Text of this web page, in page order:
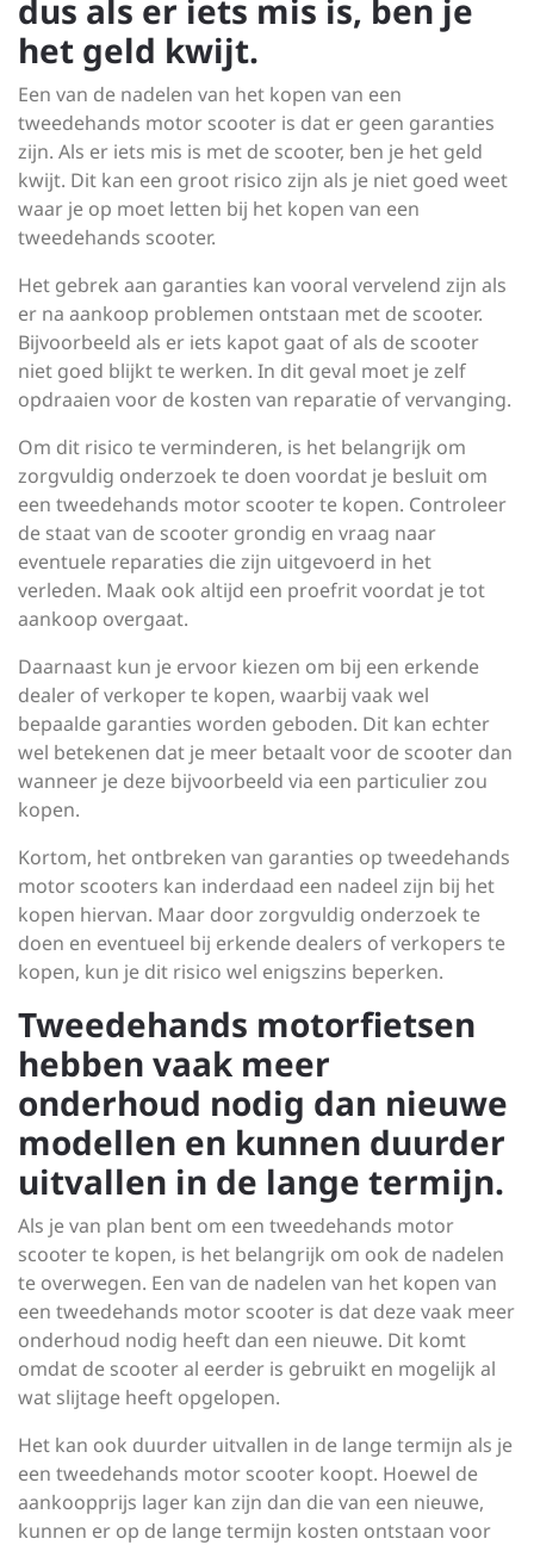
dus als er iets mis is, ben je
het geld kwijt.
Een van de nadelen van het kopen van een
tweedehands motor scooter is dat er geen garanties
zijn. Als er iets mis is met de scooter, ben je het geld
kwijt. Dit kan een groot risico zijn als je niet goed weet
waar je op moet letten bij het kopen van een
tweedehands scooter.
Het gebrek aan garanties kan vooral vervelend zijn als
er na aankoop problemen ontstaan met de scooter.
Bijvoorbeeld als er iets kapot gaat of als de scooter
niet goed blijkt te werken. In dit geval moet je zelf
opdraaien voor de kosten van reparatie of vervanging.
Om dit risico te verminderen, is het belangrijk om
zorgvuldig onderzoek te doen voordat je besluit om
een tweedehands motor scooter te kopen. Controleer
de staat van de scooter grondig en vraag naar
eventuele reparaties die zijn uitgevoerd in het
verleden. Maak ook altijd een proefrit voordat je tot
aankoop overgaat.
Daarnaast kun je ervoor kiezen om bij een erkende
dealer of verkoper te kopen, waarbij vaak wel
bepaalde garanties worden geboden. Dit kan echter
wel betekenen dat je meer betaalt voor de scooter dan
wanneer je deze bijvoorbeeld via een particulier zou
kopen.
Kortom, het ontbreken van garanties op tweedehands
motor scooters kan inderdaad een nadeel zijn bij het
kopen hiervan. Maar door zorgvuldig onderzoek te
doen en eventueel bij erkende dealers of verkopers te
kopen, kun je dit risico wel enigszins beperken.
Tweedehands motorfietsen
hebben vaak meer
onderhoud nodig dan nieuwe
modellen en kunnen duurder
uitvallen in de lange termijn.
Als je van plan bent om een tweedehands motor
scooter te kopen, is het belangrijk om ook de nadelen
te overwegen. Een van de nadelen van het kopen van
een tweedehands motor scooter is dat deze vaak meer
onderhoud nodig heeft dan een nieuwe. Dit komt
omdat de scooter al eerder is gebruikt en mogelijk al
wat slijtage heeft opgelopen.
Het kan ook duurder uitvallen in de lange termijn als je
een tweedehands motor scooter koopt. Hoewel de
aankoopprijs lager kan zijn dan die van een nieuwe,
kunnen er op de lange termijn kosten ontstaan voor